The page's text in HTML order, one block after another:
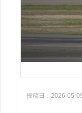
投稿日：2026-05-